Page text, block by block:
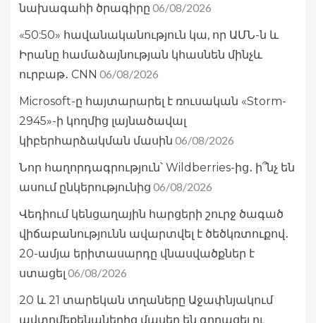
նախագահի ծրագիրը 06/08/2026
«50:50» հավանականություն կա, որ ԱՄՆ-ն և
Իրանը համաձայնության կհասնեն մինչև
ուրբաթ․ CNN 06/08/2026
Microsoft-ը հայտարարել է ռուսական «Storm-
2945»-ի կողմից լայնածավալ
կիբերհարձակման մասին 06/08/2026
Նոր հաղորդագրություն՝ Wildberries-ից․ ի՞նչ են
ասում ընկերությունից 06/08/2026
Վեդիում կենցաղային հարցերի շուրջ ծագած
վիճաբանությունն ավարտվել է ծեծկռտուքով․
20-ամյա երիտասարդը վնասվածքներ է
ստացել 06/08/2026
20 և 21 տարեկան տղաները Աջափնյակում
ավտոմեքենաներից մասեր են գողացել ու